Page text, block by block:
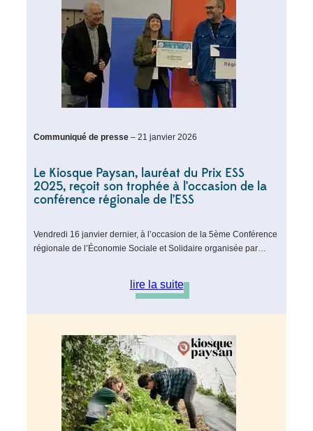
Communiqué de presse – 21 janvier 2026
Le Kiosque Paysan, lauréat du Prix ESS
2025, reçoit son trophée à l’occasion de la
conférence régionale de l’ESS
Vendredi 16 janvier dernier, à l’occasion de la 5ème Conférence
régionale de l’Économie Sociale et Solidaire organisée par…
lire la suite